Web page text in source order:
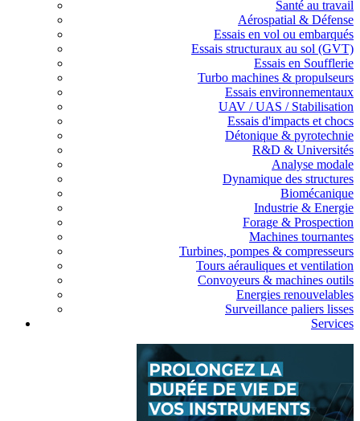
Santé au travail
Aérospatial & Défense
Essais en vol ou embarqués
Essais structuraux au sol (GVT)
Essais en Soufflerie
Turbo machines & propulseurs
Essais environnementaux
UAV / UAS / Stabilisation
Essais d'impacts et chocs
Détonique & pyrotechnie
R&D & Universités
Analyse modale
Dynamique des structures
Biomécanique
Industrie & Energie
Forage & Prospection
Machines tournantes
Turbines, pompes & compresseurs
Tours aérauliques et ventilation
Convoyeurs & machines outils
Energies renouvelables
Surveillance paliers lisses
Services